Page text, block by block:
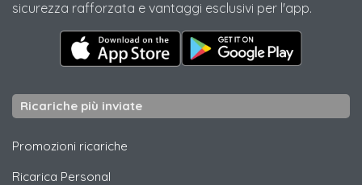
sicurezza rafforzata e vantaggi esclusivi per l'app.
Ricariche più inviate
Promozioni ricariche
Ricarica Personal